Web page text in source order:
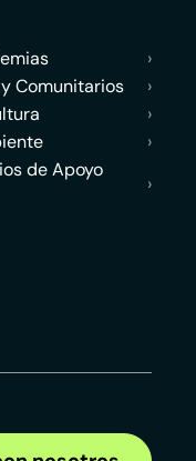
›
Comunitarios
›
›
›
de Apoyo
›